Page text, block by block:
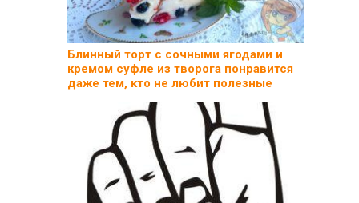
Блинный торт с сочными ягодами и
кремом суфле из творога понравится
даже тем, кто не любит полезные